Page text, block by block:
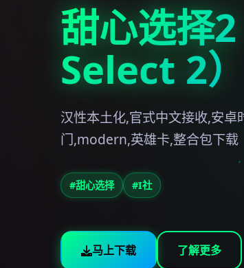
甜心选择
Select 2）
汉性本土化,官式中文接收,安
门,modern,英雄卡,整合包下载
#甜心选择 #I社
马上下载 了解更多